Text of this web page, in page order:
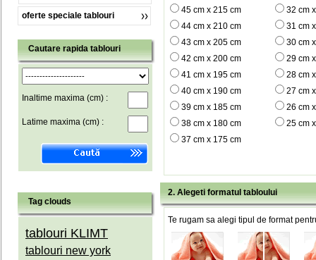
oferte speciale tablouri
Cautare rapida tablouri
Inaltime maxima (cm) :
Latime maxima (cm) :
Tag clouds
tablouri KLIMT
tablouri new york
45 cm x 215 cm
32 cm
44 cm x 210 cm
31 cm
43 cm x 205 cm
30 cm
42 cm x 200 cm
29 cm
41 cm x 195 cm
28 cm
40 cm x 190 cm
27 cm
39 cm x 185 cm
26 cm
38 cm x 180 cm
25 cm
37 cm x 175 cm
2. Alegeti formatul tabloului
Te rugam sa alegi tipul de format